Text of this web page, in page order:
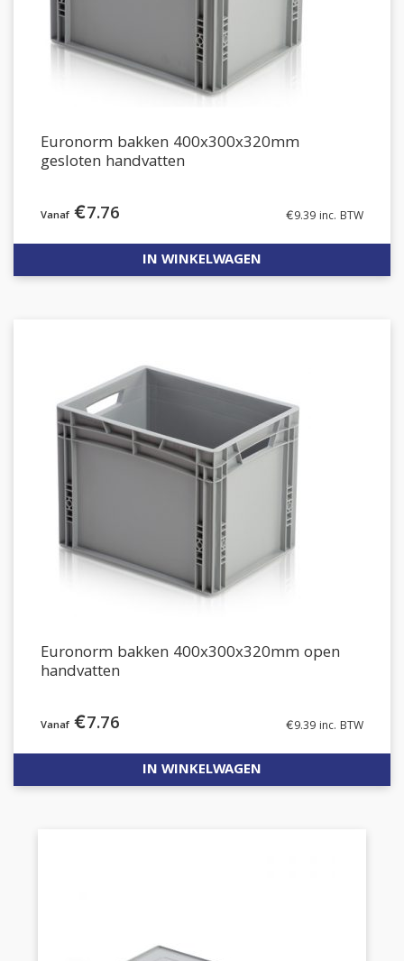
Euronorm bakken 400x300x320mm
gesloten handvatten
€7.76 €9.39 inc. BTW
IN WINKELWAGEN
Euronorm bakken 400x300x320mm open
handvatten
€7.76 €9.39 inc. BTW
IN WINKELWAGEN